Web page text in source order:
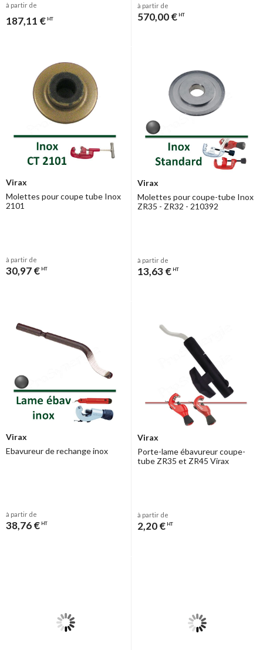
à partir de
187,11 € HT
à partir de
570,00 € HT
Virax
Molettes pour coupe tube Inox
2101
à partir de
30,97 € HT
Virax
Molettes pour coupe-tube Inox
ZR35 - ZR32 - 210392
à partir de
13,63 € HT
Virax
Ebavureur de rechange inox
à partir de
38,76 € HT
Virax
Porte-lame ébavureur coupe-
tube ZR35 et ZR45 Virax
à partir de
2,20 € HT